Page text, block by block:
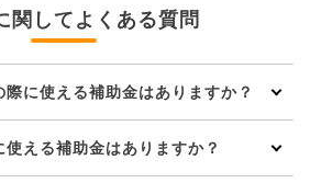
関してよくある質問
に使える補助金はありますか？
える補助金はありますか？